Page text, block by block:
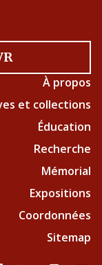
À propos
et collections
Éducation
Recherche
Mémorial
Expositions
Coordonnées
Sitemap